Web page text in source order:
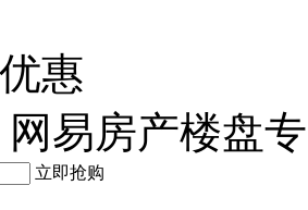
惠
易房产楼盘
立即抢购